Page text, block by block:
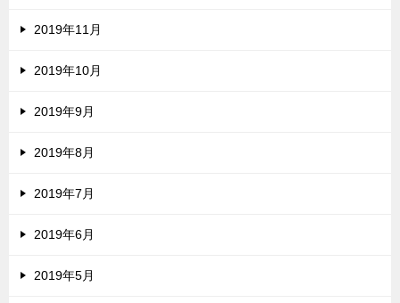
2019年11月
2019年10月
2019年9月
2019年8月
2019年7月
2019年6月
2019年5月